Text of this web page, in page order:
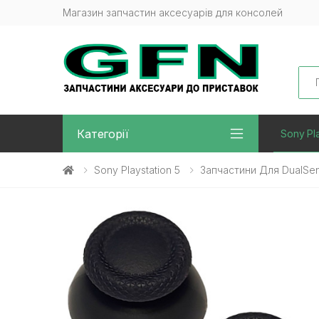
Магазин запчастин аксесуарів для консолей
Категорії Sony
Sony Playstation 5 Запчастини Для